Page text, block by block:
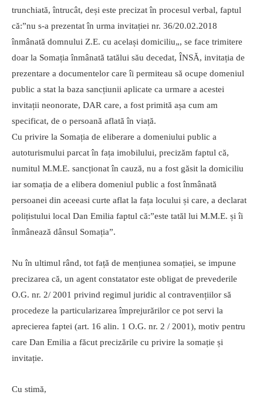
trunchiată, întrucât, deși este precizat în procesul verbal, faptul
că:”nu s-a prezentat în urma invitației nr. 36/20.02.2018
înmânată domnului Z.E. cu același domiciliu„, se face trimitere
doar la Somația înmânată tatălui său decedat, ÎNSĂ, invitația de
prezentare a documentelor care îi permiteau să ocupe domeniul
public a stat la baza sancțiunii aplicate ca urmare a acestei
invitații neonorate, DAR care, a fost primită așa cum am
specificat, de o persoană aflată în viață.
Cu privire la Somația de eliberare a domeniului public a
autoturismului parcat în fața imobilului, precizăm faptul că,
numitul M.M.E. sancționat în cauză, nu a fost găsit la domiciliu
iar somația de a elibera domeniul public a fost înmânată
persoanei din aceeasi curte aflat la fața locului și care, a declarat
polițistului local Dan Emilia faptul că:”este tatăl lui M.M.E. și îi
înmânează dânsul Somația”.
Nu în ultimul rând, tot față de mențiunea somației, se impune
precizarea că, un agent constatator este obligat de prevederile
O.G. nr. 2/ 2001 privind regimul juridic al contravențiilor să
procedeze la particularizarea împrejurărilor ce pot servi la
aprecierea faptei (art. 16 alin. 1 O.G. nr. 2 / 2001), motiv pentru
care Dan Emilia a făcut precizările cu privire la somație și
invitație.
Cu stimă,